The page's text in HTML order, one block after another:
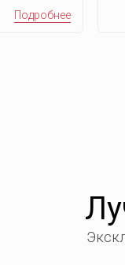
Подробнее